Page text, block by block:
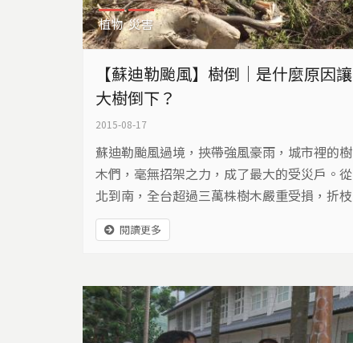
植物 災害
【蘇迪勒颱風】樹倒｜是什麼原因讓
大樹倒下？
2015-08-17
蘇迪勒颱風過境，挾帶強風豪雨，城市裡的樹
木們，毫無招架之力，成了最大的受災戶。從
北到南，全台超過三萬株樹木嚴重受損，折枝
受傷的更是不計其數。風雨過後，殘缺的枝
葉，訴說著百般無奈…
閱讀更多